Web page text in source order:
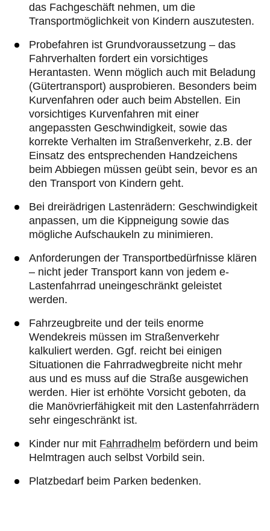
das Fachgeschäft nehmen, um die
Transportmöglichkeit von Kindern auszutesten.
Probefahren ist Grundvoraussetzung – das
Fahrverhalten fordert ein vorsichtiges
Herantasten. Wenn möglich auch mit Beladung
(Gütertransport) ausprobieren. Besonders beim
Kurvenfahren oder auch beim Abstellen. Ein
vorsichtiges Kurvenfahren mit einer
angepassten Geschwindigkeit, sowie das
korrekte Verhalten im Straßenverkehr, z.B. der
Einsatz des entsprechenden Handzeichens
beim Abbiegen müssen geübt sein, bevor es an
den Transport von Kindern geht.
Bei dreirädrigen Lastenrädern: Geschwindigkeit
anpassen, um die Kippneigung sowie das
mögliche Aufschaukeln zu minimieren.
Anforderungen der Transportbedürfnisse klären
– nicht jeder Transport kann von jedem e-
Lastenfahrrad uneingeschränkt geleistet
werden.
Fahrzeugbreite und der teils enorme
Wendekreis müssen im Straßenverkehr
kalkuliert werden. Ggf. reicht bei einigen
Situationen die Fahrradwegbreite nicht mehr
aus und es muss auf die Straße ausgewichen
werden. Hier ist erhöhte Vorsicht geboten, da
die Manövrierfähigkeit mit den Lastenfahrrädern
sehr eingeschränkt ist.
Kinder nur mit Fahrradhelm befördern und beim
Helmtragen auch selbst Vorbild sein.
Platzbedarf beim Parken bedenken.